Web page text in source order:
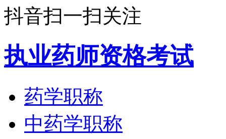
抖音扫一扫关注
执业药师资格考试
药学职称
中药学职称